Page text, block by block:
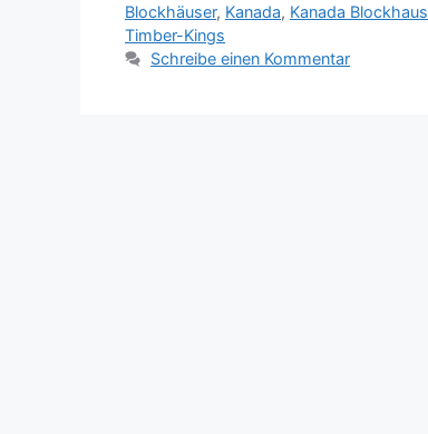
Blockhäuser, Kanada, Kanada Blockhaus
Timber-Kings
Schreibe einen Kommentar